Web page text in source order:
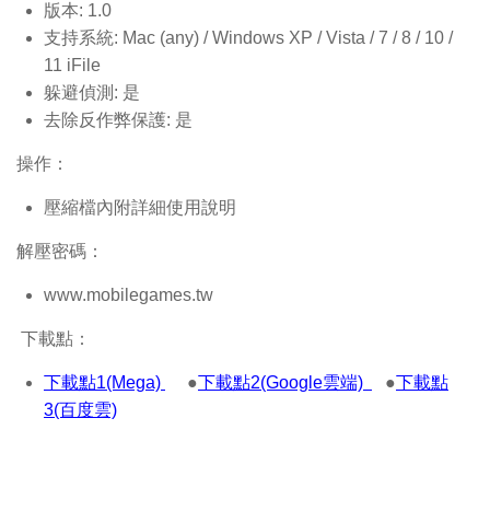
版本: 1.0
支持系統: Mac (any) / Windows XP / Vista / 7 / 8 / 10 /
11 iFile
躲避偵測: 是
去除反作弊保護: 是
操作：
壓縮檔內附詳細使用說明
解壓密碼：
www.mobilegames.tw
下載點：
下載點1(Mega) ●下載點2(Google雲端) ●下載點
3(百度雲)